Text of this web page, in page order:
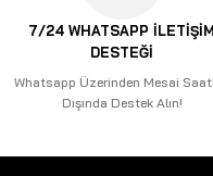
7/24 WHATSAPP İLETİŞİM
DESTEĞİ
Whatsapp Üzerinden Mesai
Dışında Destek Alın!